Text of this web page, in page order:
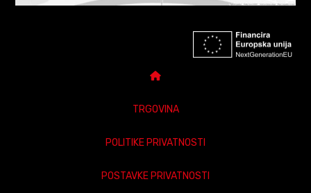
TRGOVINA
POLITIKE PRIVATNOSTI
POSTAVKE PRIVATNOSTI